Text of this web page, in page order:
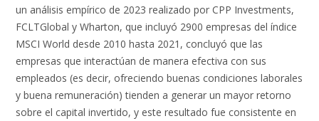
un análisis empírico de 2023 realizado por CPP Investments,
FCLTGlobal y Wharton, que incluyó 2900 empresas del índice
MSCI World desde 2010 hasta 2021, concluyó que las
empresas que interactúan de manera efectiva con sus
empleados (es decir, ofreciendo buenas condiciones laborales
y buena remuneración) tienden a generar un mayor retorno
sobre el capital invertido, y este resultado fue consistente en